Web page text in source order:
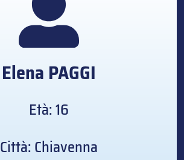
Elena PAGGI
Età: 16
Città: Chiavenna